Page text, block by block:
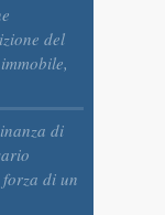
del
di
di un